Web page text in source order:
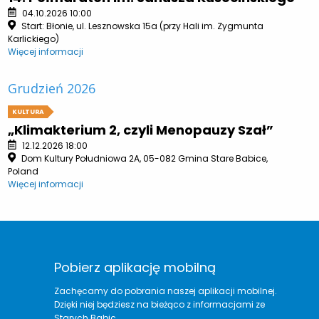
04.10.2026 10:00
Start: Błonie, ul. Lesznowska 15a (przy Hali im. Zygmunta
Karlickiego)
Więcej informacji
Grudzień 2026
KULTURA
„Klimakterium 2, czyli Menopauzy Szał”
12.12.2026 18:00
Dom Kultury Południowa 2A, 05-082 Gmina Stare Babice,
Poland
Więcej informacji
Pobierz aplikację mobilną
Zachęcamy do pobrania naszej aplikacji mobilnej.
Dzięki niej będziesz na bieżąco z informacjami ze